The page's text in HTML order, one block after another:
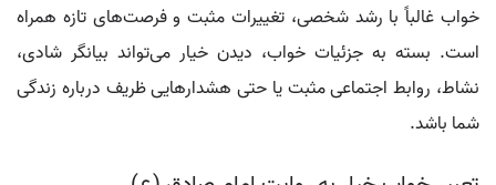
خواب غالباً با رشد شخصی، تغییرات مثبت و فرصت‌های تازه همراه
است. بسته به جزئیات خواب، دیدن خیار می‌تواند بیانگر شادی،
نشاط، روابط اجتماعی مثبت یا حتی هشدارهایی ظریف درباره زندگی
شما باشد.